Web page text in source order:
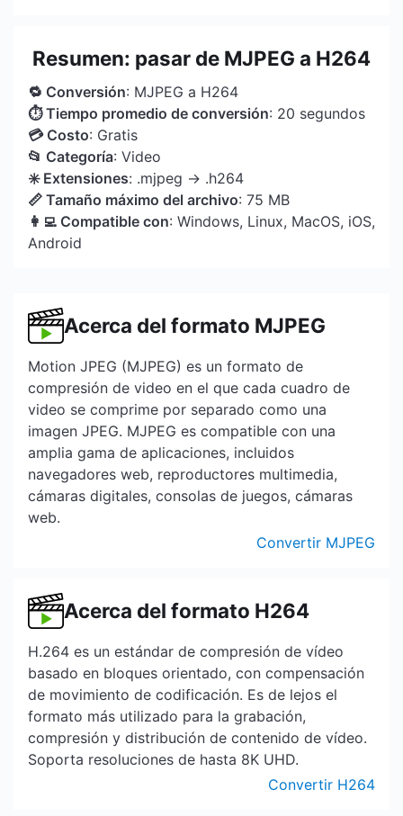
Resumen: pasar de MJPEG a H264
🔁 Conversión: MJPEG a H264
⏱ Tiempo promedio de conversión: 20 segundos
💳 Costo: Gratis
📂 Categoría: Video
✳️ Extensiones: .mjpeg → .h264
📏 Tamaño máximo del archivo: 75 MB
👩‍💻 Compatible con: Windows, Linux, MacOS, iOS,
Android
Acerca del formato MJPEG
Motion JPEG (MJPEG) es un formato de
compresión de video en el que cada cuadro de
video se comprime por separado como una
imagen JPEG. MJPEG es compatible con una
amplia gama de aplicaciones, incluidos
navegadores web, reproductores multimedia,
cámaras digitales, consolas de juegos, cámaras
web.
Convertir MJPEG
Acerca del formato H264
H.264 es un estándar de compresión de vídeo
basado en bloques orientado, con compensación
de movimiento de codificación. Es de lejos el
formato más utilizado para la grabación,
compresión y distribución de contenido de vídeo.
Soporta resoluciones de hasta 8K UHD.
Convertir H264